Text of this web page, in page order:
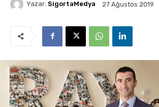
Yazar: SigortaMedya 27 Ağustos 2019